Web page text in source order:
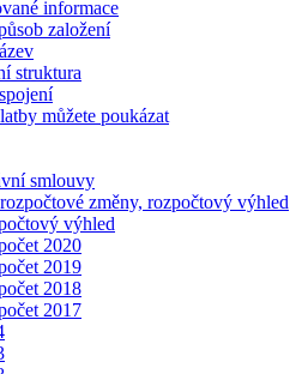
informace
založení
struktura
můžete poukázat
smlouvy
změny, rozpočtový výhled
výhled
2020
2019
2018
2017